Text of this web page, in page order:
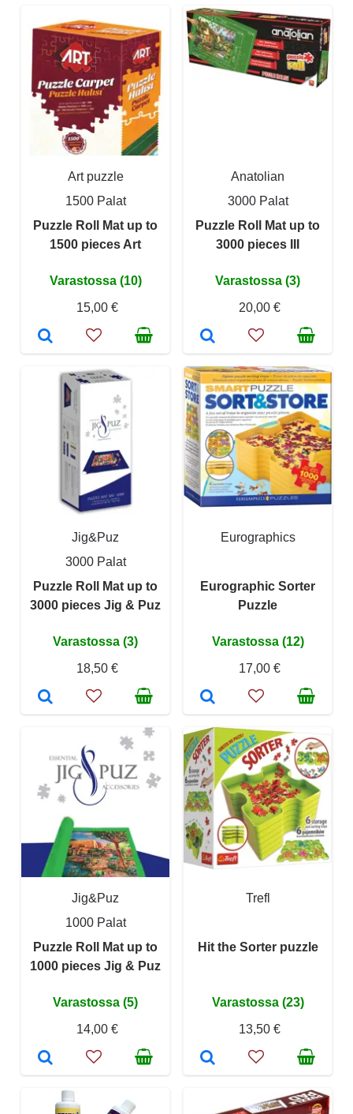
Art puzzle
1500 Palat
Puzzle Roll Mat up to
1500 pieces Art
Varastossa (10)
15,00 €
Anatolian
3000 Palat
Puzzle Roll Mat up to
3000 pieces III
Varastossa (3)
20,00 €
Jig&Puz
3000 Palat
Puzzle Roll Mat up to
3000 pieces Jig & Puz
Varastossa (3)
18,50 €
Eurographics
Eurographic Sorter
Puzzle
Varastossa (12)
17,00 €
Jig&Puz
1000 Palat
Puzzle Roll Mat up to
1000 pieces Jig & Puz
Varastossa (5)
14,00 €
Trefl
Hit the Sorter puzzle
Varastossa (23)
13,50 €